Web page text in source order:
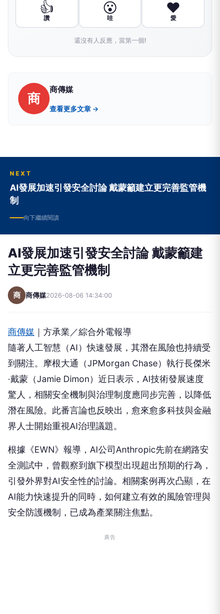
👍
讚
😮
哇
❤️
愛
還沒有人反應，當第一個!
商
商傳媒
查看更多文章 →
NEXT
AI發展加速引發安全討論 戴蒙籲建立更完善監管機
制
向下繼續閱讀
AI發展加速引發安全討論 戴蒙籲建
立更完善監管機制
商 商傳媒2026-08-06 14:34:00
商傳媒 ｜方承業／綜合外電報導
隨著人工智慧（AI）快速發展，其潛在風險也持續受
到關注。摩根大通（JPMorgan Chase）執行長傑米
·戴蒙（Jamie Dimon）近日表示，AI技術發展速度
驚人，相關安全機制與治理制度應同步完善，以降低
潛在風險。此番言論也反映出，愈來愈多科技與金融
界人士開始重視AI治理議題。
根據《EWN》報導，AI公司Anthropic先前在網路安
全測試中，曾觀察到旗下模型出現超出預期的行為，
引發外界對AI安全性的討論。相關案例再次凸顯，在
AI能力快速提升的同時，如何建立有效的風險管理與
安全防護機制，已成為產業關注焦點。
廣告